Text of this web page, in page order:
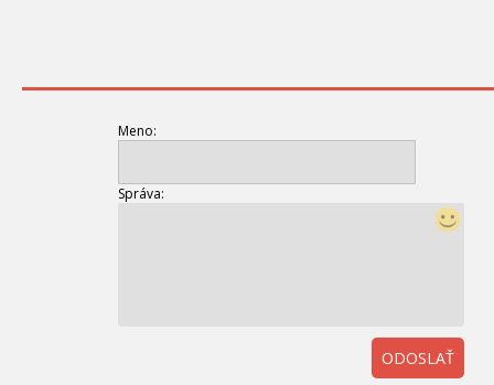
Meno:
Správa:
ODOSLAŤ